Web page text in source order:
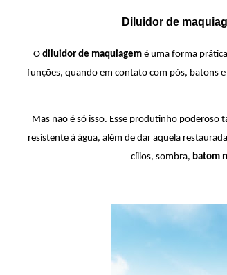
Diluidor de
O diluidor de maquiagem é uma forma
funções, quando em contato com pós, batons
Mas não é só isso. Esse produtinho
resistente à água, além de dar aquela
cílios, sombra, batom